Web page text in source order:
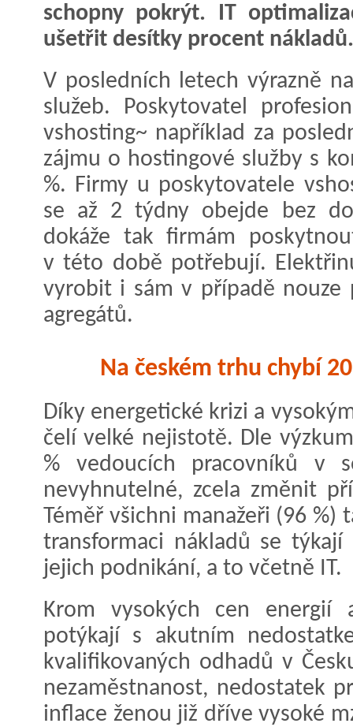
schopny pokrýt. IT
ušetřit desítky procent nákladů.
V posledních letech výrazně
služeb. Poskytovatel
vshosting~ například za
zájmu o hostingové služby s
%. Firmy u poskytovatele
se až 2 týdny obejde bez
dokáže tak firmám
v této době potřebují.
vyrobit i sám v případě nouze
agregátů.
Na českém trhu chybí
Díky energetické krizi a
čelí velké nejistotě. Dle
% vedoucích pracovníků v
nevyhnutelné, zcela změnit
Téměř všichni manažeři (96 %)
transformaci nákladů se
jejich podnikání, a to včetně IT.
Krom vysokých cen
potýkají s akutním
kvalifikovaných odhadů v
nezaměstnanost, nedostatek
inflace ženou již dříve vysoké